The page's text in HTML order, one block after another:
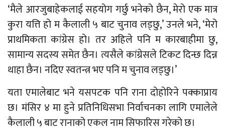
‘मैले आरजुबाहेकलाई सहयोग गर्छु भनेको छैन, मेरो एक मात्र
कुरा यत्ति हो म कैलाली ५ बाट चुनाव लड्छु,’ उनले भने, ‘मेरो
प्राथमिकता कांग्रेस हो। तर अहिले पनि म कारबाहीमा छु,
सामान्य सदस्य समेत छैन। त्यसैले कांग्रेसले टिकट दिन्छ दिन्न
थाहा छैन। नदिए स्वतन्त्र भए पनि म चुनाव लड्छु।’
यता एमालेबाट भने यसपटक पनि राना दोहोरिने पक्काप्राय
छ। मंसिर ४ मा हुने प्रतिनिधिसभा निर्वाचनका लागि एमालेले
कैलाली ५ बाट रानाको एकल नाम सिफारिस गरेको छ।